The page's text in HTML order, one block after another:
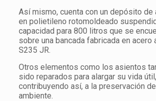
Así mismo, cuenta con un depósito de
en polietileno rotomoldeado
capacidad para 800 litros que se
sobre una bancada fabricada en acero
S235 JR.
Otros elementos como los asientos
sido reparados para alargar su vida útil,
contribuyendo así, a la preservación
ambiente.